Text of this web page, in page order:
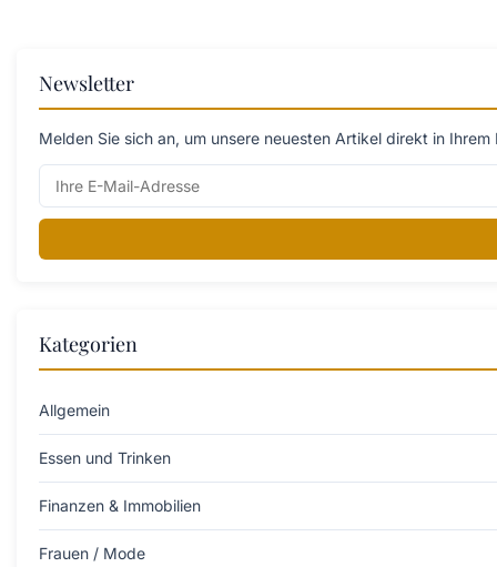
Newsletter
Melden Sie sich an, um unsere neuesten Artikel direkt in
Kategorien
Allgemein
Essen und Trinken
Finanzen & Immobilien
Frauen / Mode